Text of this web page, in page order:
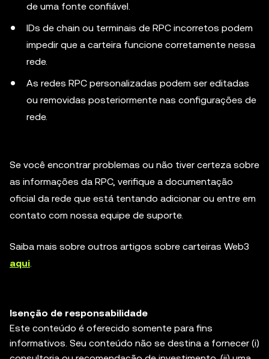
de uma fonte confiável.
IDs de chain ou terminais de RPC incorretos podem
impedir que a carteira funcione corretamente nessa
rede.
As redes RPC personalizadas podem ser editadas
ou removidas posteriormente nas configurações de
rede.
Se você encontrar problemas ou não tiver certeza sobre
as informações da RPC, verifique a documentação
oficial da rede que está tentando adicionar ou entre em
contato com nossa equipe de suporte.
Saiba mais sobre outros artigos sobre carteiras Web3
aqui.
Isenção de responsabilidade
Este conteúdo é oferecido somente para fins
informativos. Seu conteúdo não se destina a fornecer (i)